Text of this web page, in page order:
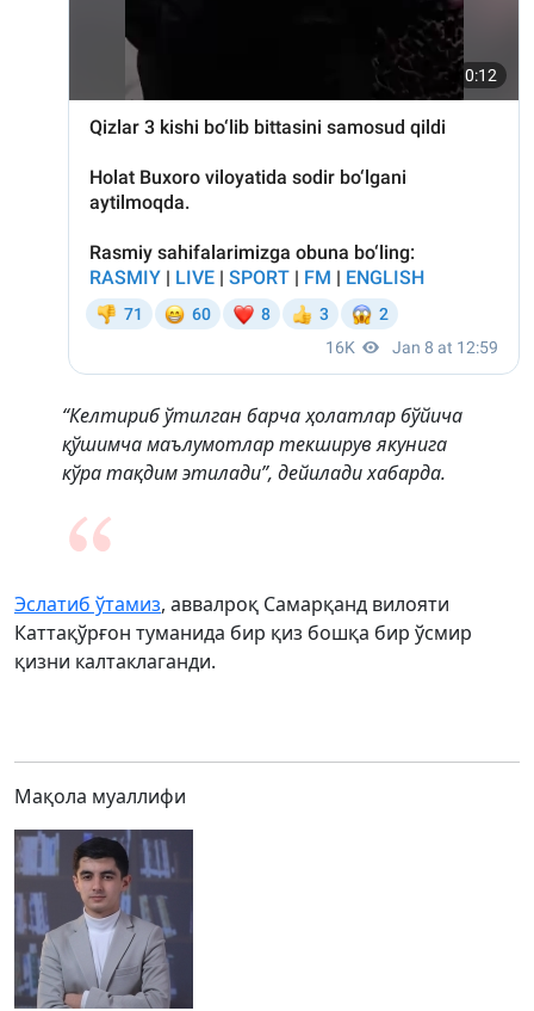
“Келтириб ўтилган барча ҳолатлар бўйича
қўшимча маълумотлар текширув якунига
кўра тақдим этилади”, дейилади хабарда.
Эслатиб ўтамиз, аввалроқ Самарқанд вилояти
Каттақўрғон туманида бир қиз бошқа бир ўсмир
қизни калтаклаганди.
Мақола муаллифи